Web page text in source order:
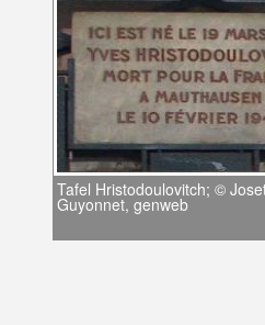
Tafel Hristodoulovitch; ©
Guyonnet, genweb